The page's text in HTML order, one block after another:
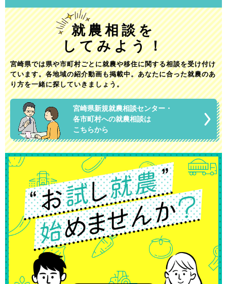
就農相談を
してみよう！
宮崎県では県や市町村ごとに就農や移住に関する相談を受け付け
ています。各地域の紹介動画も掲載中。あなたに合った就農のあ
り方を一緒に探していきましょう。
宮崎県新規就農相談センター・
各市町村への就農相談は
こちらから